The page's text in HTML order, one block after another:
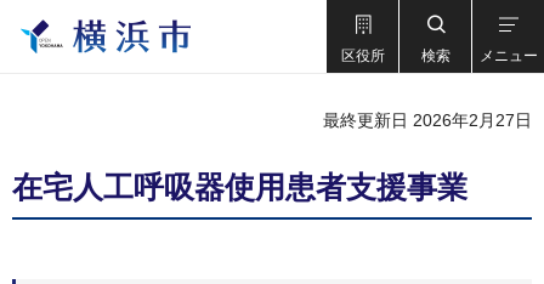
区役所 検索 メニュー
最終更新日 2026年2月27日
在宅人工呼吸器使用患者支援事業